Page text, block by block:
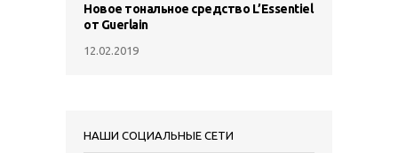
Новое тональное средство L’Essentiel
от Guerlain
12.02.2019
НАШИ СОЦИАЛЬНЫЕ СЕТИ